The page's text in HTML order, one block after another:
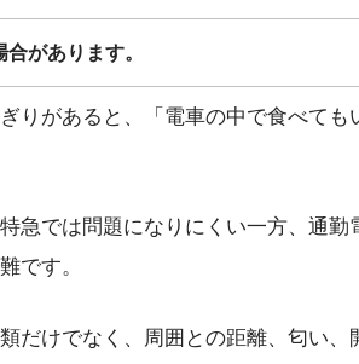
があります。
りがあると、「電車の中で食べても
急では問題になりにくい一方、通勤
です。
だけでなく、周囲との距離、匂い、